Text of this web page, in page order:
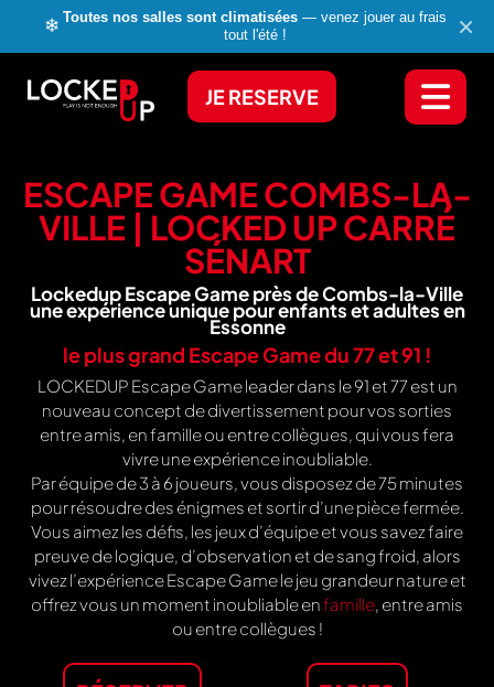
JE RESERVE
ESCAPE GAME COMBS-LA-
VILLE | LOCKED UP CARRÉ
SÉNART
Lockedup Escape Game près de Combs-la-Ville
une expérience unique pour enfants et adultes en
Essonne
le plus grand Escape Game du77et91 !
LOCKEDUP Escape Game leader dans le 91 et 77 est un
nouveau concept de divertissement pour vos sorties
entre amis, en famille ou entre collègues, qui vous fera
vivre une expérience inoubliable.
Par équipe de 3 à 6 joueurs, vous disposez de 75 minutes
pour résoudre des énigmes et sortir d’une pièce fermée.
Vous aimez les défis, les jeux d’équipe et vous savez faire
preuve de logique, d’observation et de sang froid, alors
vivez l’expérience Escape Game le jeu grandeur nature et
offrez vous un moment inoubliable enfamille, entre amis
ou entre collègues !
❄ Toutes nos salles sont climatisées — venez jouer au frais
tout l'été !
×